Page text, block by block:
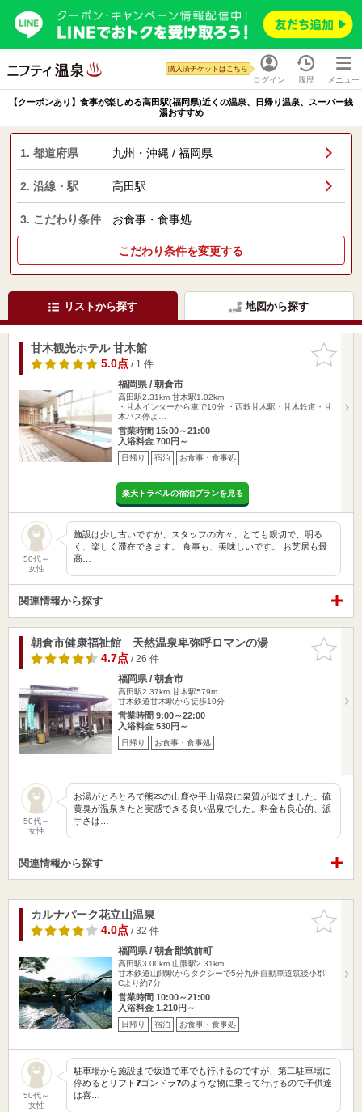
ログイン
購入済チケットはこちら
履歴 メニュー
【クーポンあり】食事が楽しめる高田駅(福岡県)近くの温泉、日帰り温泉、スーパー銭
湯おすすめ
1. 都道府県 九州・沖縄 / 福岡県
2. 沿線・駅 高田駅
3. こだわり条件 お食事・食事処
こだわり条件を変更する
リストから探す 地図から探す
お気に入
りに追加
甘木観光ホテル 甘木館
5.0点/ 1 件
福岡県 / 朝倉市
高田駅2.31km 甘木駅1.02km
・甘木インターから車で10分 ・西鉄甘木駅・甘木鉄道・甘
木バス停よ…
営業時間 15:00～21:00
入浴料金 700円～
日帰り 宿泊 お食事・食事処
楽天トラベルの宿泊プランを見る
50代～
女性
施設は少し古いですが、スタッフの方々、とても親切で、明る
く、楽しく滞在できます。 食事も、美味しいです。 お芝居も最
高…
関連情報から探す
お気に入
りに追加
朝倉市健康福祉館 天然温泉卑弥呼ロマンの湯
4.7点/ 26 件
福岡県 / 朝倉市
高田駅2.37km 甘木駅579m
甘木鉄道甘木駅から徒歩10分
営業時間 9:00～22:00
入浴料金 530円～
日帰り お食事・食事処
50代～
女性
お湯がとろとろで熊本の山鹿や平山温泉に泉質が似てました。硫
黄臭が温泉きたと実感できる良い温泉でした。料金も良心的、派
手さは…
関連情報から探す
お気に入
りに追加
カルナパーク花立山温泉
4.0点/ 32 件
福岡県 / 朝倉郡筑前町
高田駅3.00km 山隈駅2.31km
甘木鉄道山隈駅からタクシーで5分九州自動車道筑後小郡I
Cより約7分
営業時間 10:00～21:00
入浴料金 1,210円～
日帰り 宿泊 お食事・食事処
50代～
女性
駐車場から施設まで坂道で車でも行けるのですが、第二駐車場に
停めるとリフト❓ゴンドラ❓のような物に乗って行けるので子供達
は喜…